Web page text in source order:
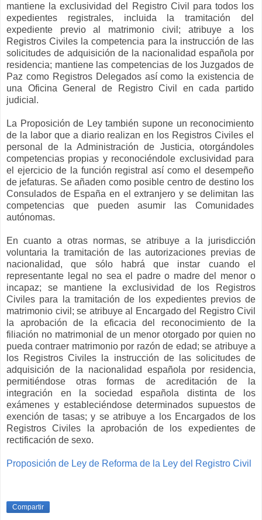
mantiene la exclusividad del Registro Civil para todos los
expedientes registrales, incluida la tramitación del
expediente previo al matrimonio civil; atribuye a los
Registros Civiles la competencia para la instrucción de las
solicitudes de adquisición de la nacionalidad española por
residencia; mantiene las competencias de los Juzgados de
Paz como Registros Delegados así como la existencia de
una Oficina General de Registro Civil en cada partido
judicial.
La Proposición de Ley también supone un reconocimiento
de la labor que a diario realizan en los Registros Civiles el
personal de
la Administración de Justicia, otorgándoles
competencias propias y reconociéndole exclusividad para
el ejercicio de la función registral así como el desempeño
de jefaturas. Se añaden como posible centro de destino los
Consulados de España en el extranjero y se delimitan las
competencias que pueden asumir las Comunidades
autónomas.
En cuanto a otras normas, se atribuye a la jurisdicción
voluntaria la tramitación de las autorizaciones previas de
nacionalidad, que sólo habrá que instar cuando el
representante legal no sea el padre o madre del menor o
incapaz; se mantiene la exclusividad de los Registros
Civiles para la tramitación de los expedientes previos de
matrimonio civil; se atribuye al Encargado del Registro Civil
la aprobación de la eficacia del reconocimiento de la
filiación no matrimonial de un menor otorgado por quien no
pueda contraer matrimonio por razón de edad; se atribuye a
los Registros Civiles la instrucción de las solicitudes de
adquisición de la nacionalidad española por residencia,
permitiéndose otras formas de acreditación de la
integración en la sociedad española distinta de los
exámenes y estableciéndose determinados supuestos de
exención de tasas; y se atribuye a los Encargados de los
Registros Civiles la aprobación de los expedientes de
rectificación de sexo.
Proposición de Ley de Reforma de la Ley del Registro Civil
Compartir